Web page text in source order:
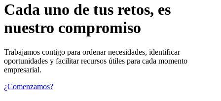
Cada uno de tus retos, es
nuestro compromiso
Trabajamos contigo para ordenar necesidades, identificar
oportunidades y facilitar recursos útiles para cada momento
empresarial.
¿Comenzamos?